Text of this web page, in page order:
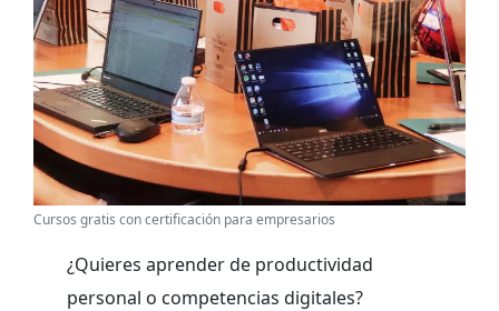
Cursos gratis con certificación para empresarios
¿Quieres aprender de productividad
personal o competencias digitales?